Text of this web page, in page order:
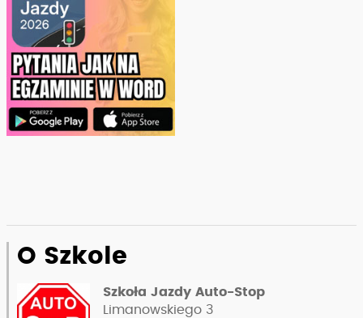
O Szkole
Szkoła Jazdy Auto-Stop
Limanowskiego 3